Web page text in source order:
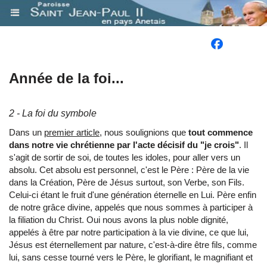
Année de la foi...
2 - La foi du symbole
Dans un premier article, nous soulignions que tout commence
dans notre vie chrétienne par l'acte décisif du "je crois". Il
s'agit de sortir de soi, de toutes les idoles, pour aller vers un
absolu. Cet absolu est personnel, c'est le Père : Père de la vie
dans la Création, Père de Jésus surtout, son Verbe, son Fils.
Celui-ci étant le fruit d'une génération éternelle en Lui. Père enfin
de notre grâce divine, appelés que nous sommes à participer à
la filiation du Christ. Oui nous avons la plus noble dignité,
appelés à être par notre participation à la vie divine, ce que lui,
Jésus est éternellement par nature, c'est-à-dire être fils, comme
lui, sans cesse tourné vers le Père, le glorifiant, le magnifiant et